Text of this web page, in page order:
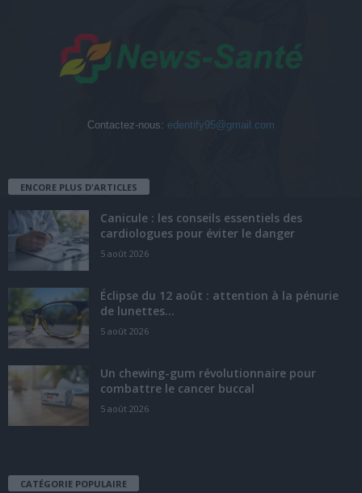
Contactez-nous: edentify95@gmail.com
ENCORE PLUS D'ARTICLES
Canicule : les conseils essentiels des
cardiologues pour éviter le danger
5 août 2026
Éclipse du 12 août : attention à la pénurie
de lunettes...
5 août 2026
Un chewing-gum révolutionnaire pour
combattre le cancer buccal
5 août 2026
CATÉGORIE POPULAIRE